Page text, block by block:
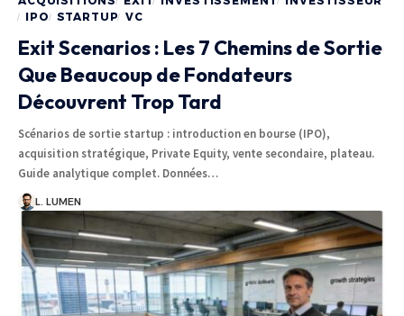
IPO STARTUP VC
Exit Scenarios : Les 7 Chemins de Sortie
Que Beaucoup de Fondateurs
Découvrent Trop Tard
Scénarios de sortie startup : introduction en bourse (IPO),
acquisition stratégique, Private Equity, vente secondaire, plateau.
Guide analytique complet. Données…
L. LUMEN